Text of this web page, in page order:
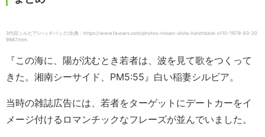
3代目シルビア/ハッチバック/出典：https://www.favcars.com/photos-nissan-silvia-hatchback-s110-1979-83-20
9987.htm
『この海に、陽が沈むとき若者は、波を見て歌をつくって
きた。湘南シーサイド、PM5:55』白い稲妻シルビア。
当時の雑誌広告には、若者をターゲットにデートカーをイ
メージ付けるロマンチックなフレーズが並んでいました。